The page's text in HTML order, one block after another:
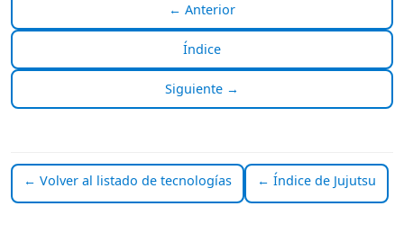
← Anterior
Índice
Siguiente →
← Volver al listado de tecnologías ← Índice de Jujutsu